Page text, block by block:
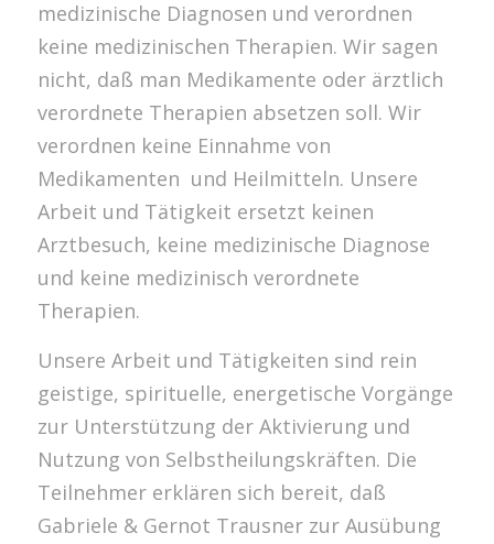
medizinische Diagnosen und verordnen
keine medizinischen Therapien. Wir sagen
nicht, daß man Medikamente oder ärztlich
verordnete Therapien absetzen soll. Wir
verordnen keine Einnahme von
Medikamenten und Heilmitteln. Unsere
Arbeit und Tätigkeit ersetzt keinen
Arztbesuch, keine medizinische Diagnose
und keine medizinisch verordnete
Therapien.
Unsere Arbeit und Tätigkeiten sind rein
geistige, spirituelle, energetische Vorgänge
zur Unterstützung der Aktivierung und
Nutzung von Selbstheilungskräften. Die
Teilnehmer erklären sich bereit, daß
Gabriele & Gernot Trausner zur Ausübung